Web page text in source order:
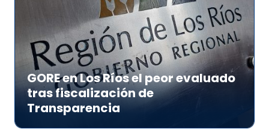
GORE en Los Ríos el peor evaluado
tras fiscalización de
Transparencia